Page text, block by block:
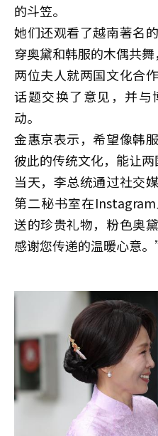
的斗笠。
她们还观看了越南著名
穿奥黛和韩服的木偶共舞
两位夫人就两国文化合
话题交换了意见，并与
动。
金惠京表示，希望像韩
彼此的传统文化，能让两
当天，李总统通过社交
第二秘书室在
送的珍贵礼物，粉色奥
感谢您传递的温暖心意。